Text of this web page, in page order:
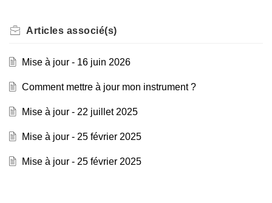
Articles associé(s)
Mise à jour - 16 juin 2026
Comment mettre à jour mon instrument ?
Mise à jour - 22 juillet 2025
Mise à jour - 25 février 2025
Mise à jour - 25 février 2025